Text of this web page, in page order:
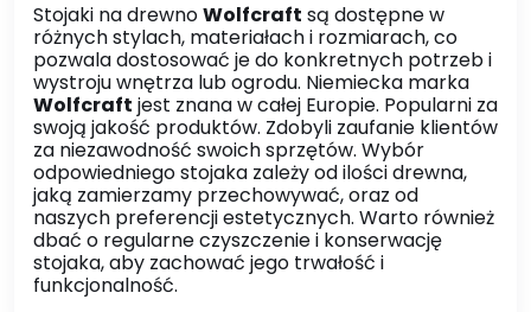
Stojaki na drewnoWolfcraft są dostępne w
różnych stylach, materiałach i rozmiarach, co
pozwala dostosować je do konkretnych potrzeb i
wystroju wnętrza lub ogrodu. Niemiecka marka
Wolfcraft jest znana w całej Europie. Popularni za
swoją jakość produktów. Zdobyli zaufanie klientów
za niezawodność swoich sprzętów. Wybór
odpowiedniego stojaka zależy od ilości drewna,
jaką zamierzamy przechowywać, oraz od
naszych preferencji estetycznych. Warto również
dbać o regularne czyszczenie i konserwację
stojaka, aby zachować jego trwałość i
funkcjonalność.